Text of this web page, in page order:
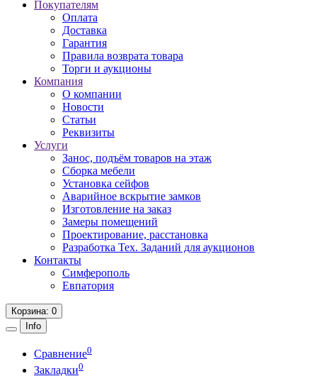
Покупателям
Оплата
Доставка
Гарантия
Правила возврата товара
Торги и аукционы
Компания
О компании
Новости
Статьи
Реквизиты
Услуги
Занос, подъём товаров на этаж
Сборка мебели
Установка сейфов
Аварийное вскрытие замков
Изготовление на заказ
Замеры помещений
Проектирование, расстановка
Разработка Тех. Заданий для аукционов
Контакты
Симферополь
Евпатория
Корзина: 0
Info
Сравнение0
Закладки0